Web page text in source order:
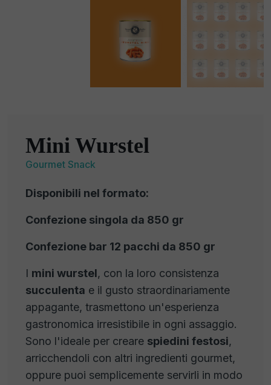
Mini Wurstel
Gourmet Snack
Disponibili nel formato:
Confezione singola da 850 gr
Confezione bar 12 pacchi da 850 gr
I mini wurstel, con la loro consistenza
succulenta e il gusto straordinariamente
appagante, trasmettono un'esperienza
gastronomica irresistibile in ogni assaggio.
Sono l'ideale per creare spiedini festosi,
arricchendoli con altri ingredienti gourmet,
oppure puoi semplicemente servirli in modo